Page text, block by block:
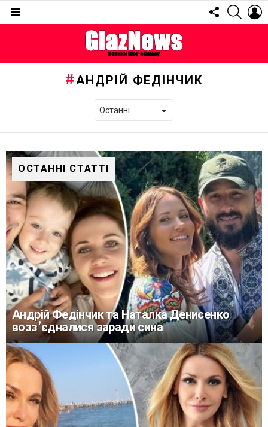
FOLLOW
US
АНДРІЙ ФЕДІНЧИК
ОСТАННІ СТАТТІ
Андрій Федінчик та Наталка Денисенко
возз’єдналися заради сина